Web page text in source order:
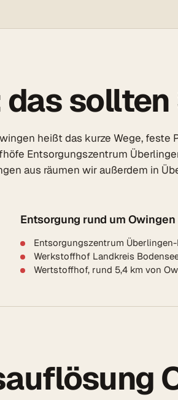
sollten
heißt das kurze Wege, feste
Entsorgungszentrum
aus räumen wir außerdem in
Entsorgung rund um Owingen
Entsorgungszentrum
Werkstoffhof Landkreis
Wertstoffhof, rund 5,4 km von